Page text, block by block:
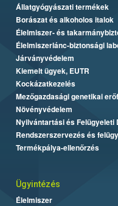
Állatgyógyászati termékek
Borászat és alkoholos italok
Élelmiszer- és
Élelmiszerlánc-biztonsági
Járványvédelem
Kiemelt ügyek, EUTR
Kockázatkezelés
Mezőgazdasági genetikai
Növényvédelem
Nyilvántartási és Felügyeleti
Rendszerszervezés és
Termékpálya-ellenőrzés
Ügyintézés
Élelmiszer